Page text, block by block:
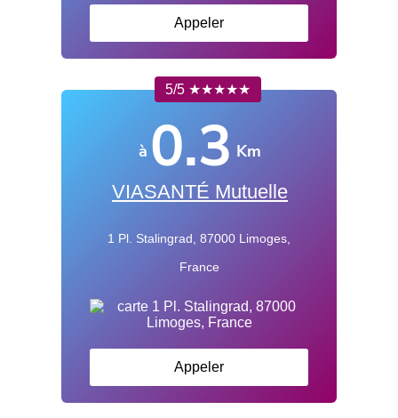
Appeler
5/5 ★★★★★
à 0.3 Km
VIASANTÉ Mutuelle
1 Pl. Stalingrad, 87000 Limoges,
France
Appeler